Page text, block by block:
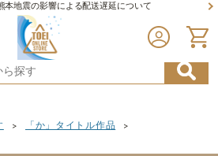
本地震の影響による配送遅延について
> 「か」タイトル作品 >